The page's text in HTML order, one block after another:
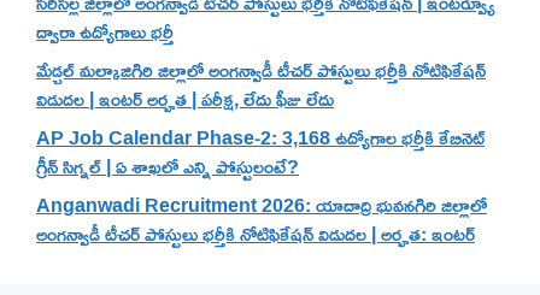
ద్వారా ఉద్యోగాలు భర్తీ
మేడ్చల్ మల్కాజిగిరి జిల్లాలో అంగన్వాడీ టీచర్ పోస్టులు భర్తీకి నోటిఫికేషన్
విడుదల | ఇంటర్ అర్హత | పరీక్ష, లేదు ఫీజు లేదు
AP Job Calendar Phase-2: 3,168 ఉద్యోగాల భర్తీకి కేబినెట్
గ్రీన్ సిగ్నల్ | ఏ శాఖలో ఎన్ని పోస్టులంటే?
Anganwadi Recruitment 2026: యాదాద్రి భువనగిరి జిల్లాలో
అంగన్వాడీ టీచర్ పోస్టులు భర్తీకి నోటిఫికేషన్ విడుదల | అర్హత: ఇంటర్